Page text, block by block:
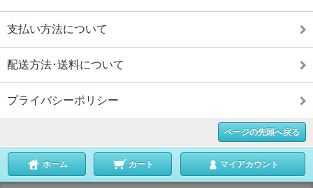
支払い方法について
配送方法･送料について
プライバシーポリシー
ページの先頭へ戻る
ホーム カート マイアカウント